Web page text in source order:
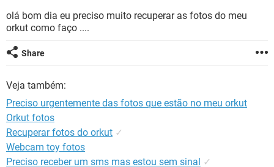
GUIA DE COMPRAS
INSTAGRAM GMAIL
olá bom dia eu preciso muito recuperar as fotos do meu
orkut como faço ....
Share
Veja também:
Preciso urgentemente das fotos que estão no meu orkut
Orkut fotos
Recuperar fotos do orkut ✓
Webcam toy fotos
Preciso receber um sms mas estou sem sinal ✓